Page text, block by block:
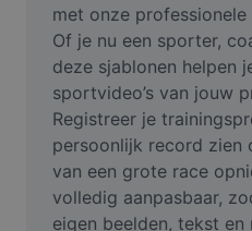
AI Text Remover
AI People Remover
AI Inpainting
Face Cutout
met onze
Of je nu een sporter,
deze sjablonen helpen
sportvideo’s van jouw
Registreer je
persoonlijk record zien
van een grote race
volledig aanpasbaar,
eigen beelden, tekst